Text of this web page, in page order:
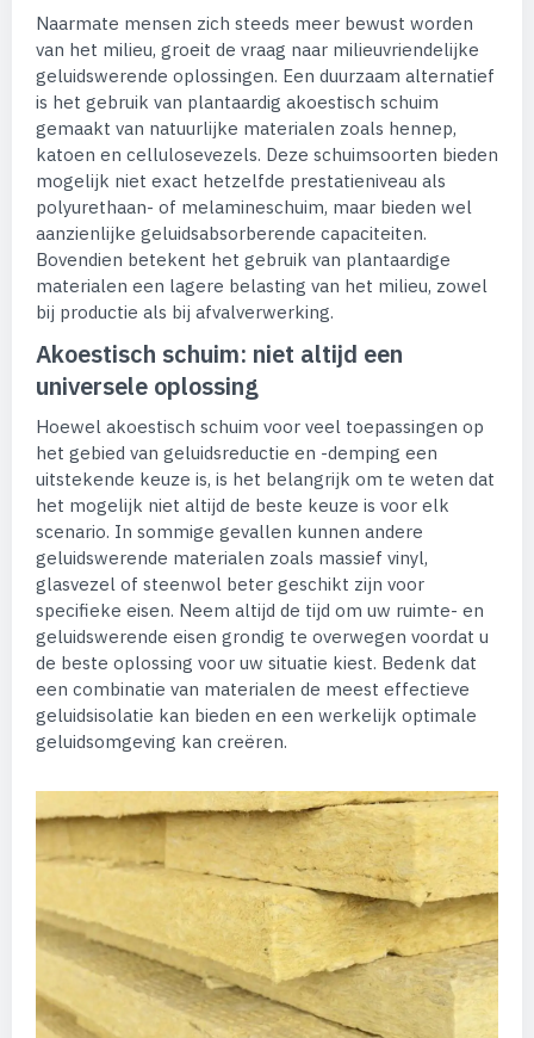
Naarmate mensen zich steeds meer bewust worden
van het milieu, groeit de vraag naar milieuvriendelijke
geluidswerende oplossingen. Een duurzaam alternatief
is het gebruik van plantaardig akoestisch schuim
gemaakt van natuurlijke materialen zoals hennep,
katoen en cellulosevezels. Deze schuimsoorten bieden
mogelijk niet exact hetzelfde prestatieniveau als
polyurethaan- of melamineschuim, maar bieden wel
aanzienlijke geluidsabsorberende capaciteiten.
Bovendien betekent het gebruik van plantaardige
materialen een lagere belasting van het milieu, zowel
bij productie als bij afvalverwerking.
Akoestisch schuim: niet altijd een
universele oplossing
Hoewel akoestisch schuim voor veel toepassingen op
het gebied van geluidsreductie en -demping een
uitstekende keuze is, is het belangrijk om te weten dat
het mogelijk niet altijd de beste keuze is voor elk
scenario. In sommige gevallen kunnen andere
geluidswerende materialen zoals massief vinyl,
glasvezel of steenwol beter geschikt zijn voor
specifieke eisen. Neem altijd de tijd om uw ruimte- en
geluidswerende eisen grondig te overwegen voordat u
de beste oplossing voor uw situatie kiest. Bedenk dat
een combinatie van materialen de meest effectieve
geluidsisolatie kan bieden en een werkelijk optimale
geluidsomgeving kan creëren.